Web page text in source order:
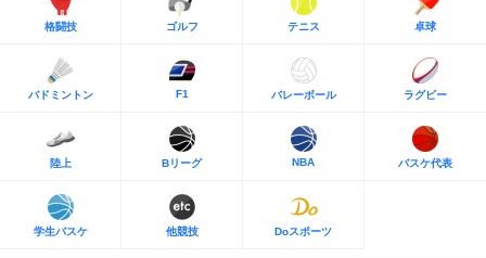
格闘技 ゴルフ テニス 卓球
バドミントン F1 バレーボール ラグビー
陸上 Bリーグ NBA バスケ代表
学生バスケ 他競技 Doスポーツ